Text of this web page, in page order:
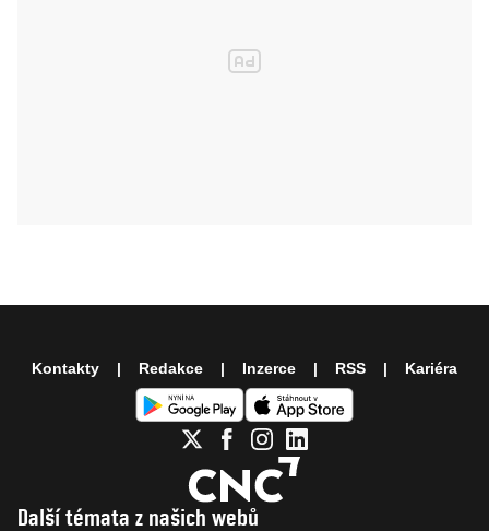
Další témata z našich webů
Kontakty Redakce Inzerce RSS Kariéra